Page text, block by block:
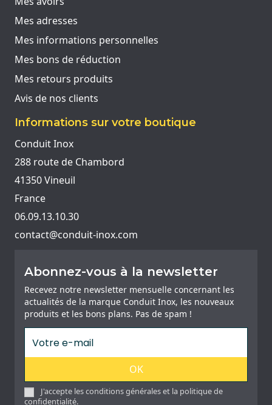
Mes adresses
Mes informations personnelles
Mes bons de réduction
Mes retours produits
Avis de nos clients
Informations sur votre boutique
Conduit Inox
288 route de Chambord
41350 Vineuil
France
06.09.13.10.30
contact@conduit-inox.com
Abonnez-vous à la newsletter
Recevez notre newsletter mensuelle concernant les
actualités de la marque Conduit Inox, les nouveaux
produits et les bons plans. Pas de spam !
OK
J'accepte les conditions générales et la politique de
confidentialité.